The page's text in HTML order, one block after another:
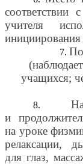
соответствии
учителя
учащихся;
и
на уроке
релаксации,
для глаз,